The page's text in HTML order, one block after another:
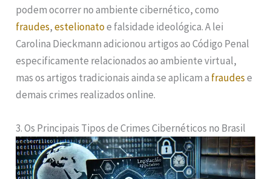
podem ocorrer no ambiente cibernético, como
fraudes,estelionatoe falsidade ideológica. A lei
Carolina Dieckmann adicionou artigos ao Código Penal
especificamente relacionados ao ambiente virtual,
mas os artigos tradicionais ainda se aplicam a fraudese
demais crimes realizados online.
3. Os Principais Tipos de Crimes Cibernéticos no Brasil